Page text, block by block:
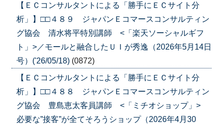
【ＥＣコンサルタントによる「勝手にＥＣサイト分
析」】□□４８９ ジャパンＥコマースコンサルティン
グ協会 清水将平特別講師 <「楽天ソーシャルギフ
ト」>／モールと融合したＵＩが秀逸（2026年5月14日
号）('26/05/18) (0872)
【ＥＣコンサルタントによる「勝手にＥＣサイト分
析」】□□４８８ ジャパンＥコマースコンサルティン
グ協会 豊島恵太客員講師 <「ミチオショップ」>
必要な”接客”が全てそろうショップ（2026年4月30